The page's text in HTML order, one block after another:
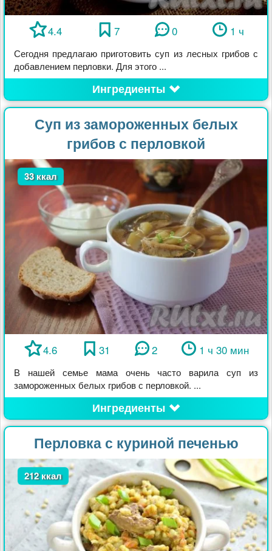
4.4 7 0 1 ч
Сегодня предлагаю приготовить суп из лесных грибов с
добавлением перловки. Для этого ...
Ингредиенты
Суп из замороженных белых
грибов с перловкой
33 ккал
4.6 31 2 1 ч 30 мин
В нашей семье мама очень часто варила суп из
замороженных белых грибов с перловкой. ...
Ингредиенты
Перловка с куриной печенью
212 ккал